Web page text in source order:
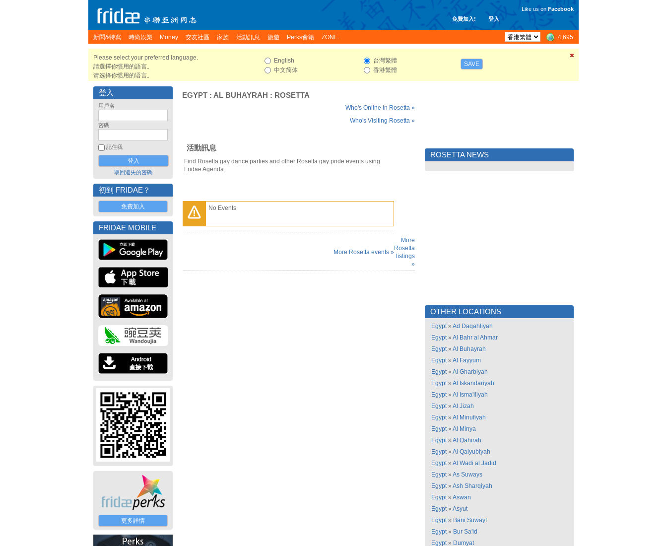
免費加入! 登入
Like us on Facebook
新聞&特寫 時尚娛樂 Money 交友社區 家族 活動訊息 旅遊 Perks會籍 ZONE: 4,695
Please select your preferred language.
請選擇你慣用的語言。
请选择你惯用的语言。
English
中文简体
台灣繁體
香港繁體
SAVE
登入
用戶名
密碼
記住我
取回遺失的密碼
初到 FRIDAE？
免費加入
FRIDAE MOBILE
更多詳情
EGYPT : AL BUHAYRAH : ROSETTA
Who's Online in Rosetta »
Who's Visiting Rosetta »
活動訊息
Find Rosetta gay dance parties and other Rosetta gay pride events using
Fridae Agenda.
No Events
More Rosetta events »
More
Rosetta
listings
»
ROSETTA NEWS
OTHER LOCATIONS
Egypt» Ad Daqahliyah
Egypt» Al Bahr al Ahmar
Egypt» Al Buhayrah
Egypt» Al Fayyum
Egypt» Al Gharbiyah
Egypt» Al Iskandariyah
Egypt» Al Isma'iliyah
Egypt» Al Jizah
Egypt» Al Minufiyah
Egypt» Al Minya
Egypt» Al Qahirah
Egypt» Al Qalyubiyah
Egypt» Al Wadi al Jadid
Egypt» As Suways
Egypt» Ash Sharqiyah
Egypt» Aswan
Egypt» Asyut
Egypt» Bani Suwayf
Egypt» Bur Sa'id
Egypt» Dumyat